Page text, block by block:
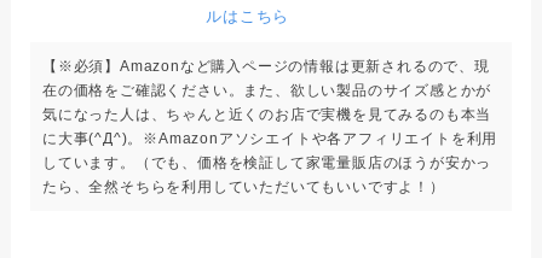
ルはこちら
【※必須】Amazonなど購入ページの情報は更新されるので、現
在の価格をご確認ください。また、欲しい製品のサイズ感とかが
気になった人は、ちゃんと近くのお店で実機を見てみるのも本当
に大事(^Д^)。※Amazonアソシエイトや各アフィリエイトを利用
しています。（でも、価格を検証して家電量販店のほうが安かっ
たら、全然そちらを利用していただいてもいいですよ！）